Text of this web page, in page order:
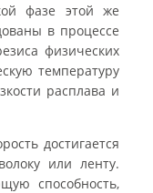
фазе этой же
в процессе
физических
температуру
расплава и
достигается
или ленту.
способность,